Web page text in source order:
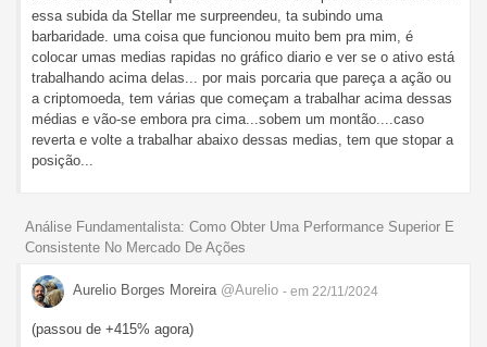
essa subida da Stellar me surpreendeu, ta subindo uma
barbaridade. uma coisa que funcionou muito bem pra mim, é
colocar umas medias rapidas no gráfico diario e ver se o ativo está
trabalhando acima delas... por mais porcaria que pareça a ação ou
a criptomoeda, tem várias que começam a trabalhar acima dessas
médias e vão-se embora pra cima...sobem um montão....caso
reverta e volte a trabalhar abaixo dessas medias, tem que stopar a
posição...
Análise Fundamentalista: Como Obter Uma Performance Superior E
Consistente No Mercado De Ações
Aurelio Borges Moreira @Aurelio - em 22/11/2024
(passou de +415% agora)